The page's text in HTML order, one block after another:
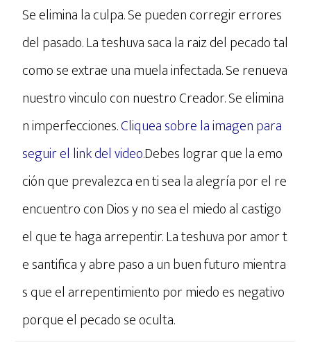
Se elimina la culpa. Se pueden corregir errores
del pasado. La teshuva saca la raiz del pecado tal
como se extrae una muela infectada. Se renueva
nuestro vinculo con nuestro Creador. Se elimina
n imperfecciones.Cliquea sobre la imagen para
seguir el link del video.Debes lograr que la emo
ción que prevalezca en ti sea la alegría por el re
encuentro con Dios y no sea el miedo al castigo
el que te haga arrepentir. La teshuva por amor t
e santifica y abre paso a un buen futuro mientra
s que el arrepentimiento por miedo es negativo
porque el pecado se oculta.